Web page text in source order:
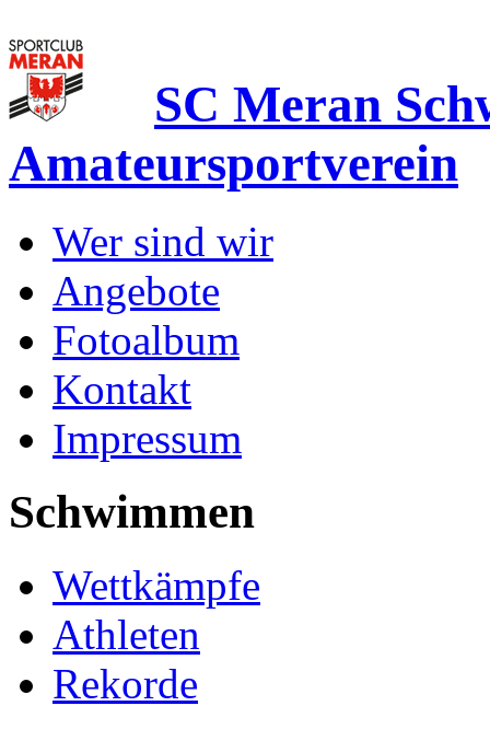
SC Meran
Amateursportverein
Wer sind wir
Angebote
Fotoalbum
Kontakt
Impressum
Schwimmen
Wettkämpfe
Athleten
Rekorde